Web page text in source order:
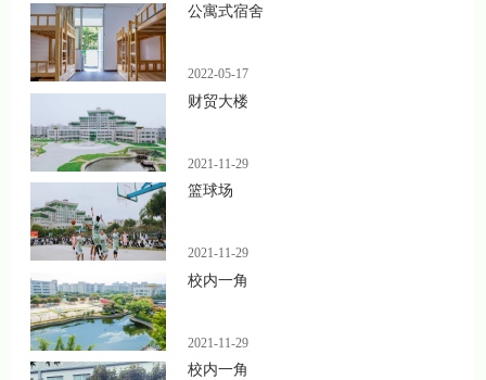
公寓式宿舍
2022-05-17
财贸大楼
2021-11-29
篮球场
2021-11-29
校内一角
2021-11-29
校内一角